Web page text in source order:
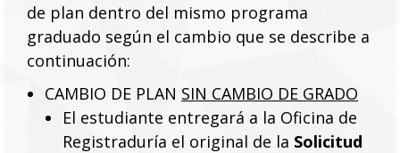
de plan dentro del mismo programa
graduado según el cambio que se describe a
continuación:
CAMBIO DE PLAN SIN CAMBIO DE GRADO
El estudiante entregará a la Oficina de
Registraduría el original de la Solicitud